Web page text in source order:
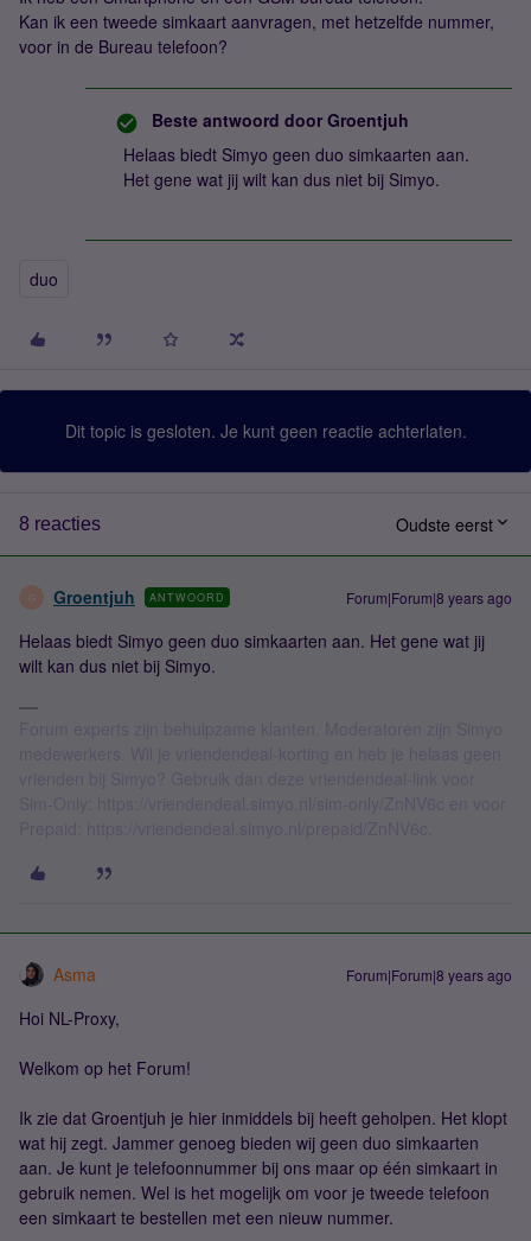
Kan ik een tweede simkaart aanvragen, met hetzelfde nummer,
voor in de Bureau telefoon?
Beste antwoord door Groentjuh
Helaas biedt Simyo geen duo simkaarten aan.
Het gene wat jij wilt kan dus niet bij Simyo.
duo
Dit topic is gesloten. Je kunt geen reactie achterlaten.
8 reacties Oudste eerst
G Groentjuh ANTWOORD Forum|Forum|8 years ago
Helaas biedt Simyo geen duo simkaarten aan. Het gene wat jij
wilt kan dus niet bij Simyo.
Asma Forum|Forum|8 years ago
Hoi NL-Proxy,
Welkom op het Forum!
Ik zie dat Groentjuh je hier inmiddels bij heeft geholpen. Het klopt
wat hij zegt. Jammer genoeg bieden wij geen duo simkaarten
aan. Je kunt je telefoonnummer bij ons maar op één simkaart in
gebruik nemen. Wel is het mogelijk om voor je tweede telefoon
een simkaart te bestellen met een nieuw nummer.